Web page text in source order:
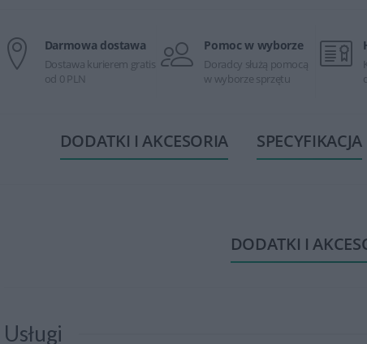
Darmowa dostawa
Dostawa kurierem gratis
od 0 PLN
Pomoc w wyborze
Doradcy służą pomocą
w wyborze sprzętu
DODATKI I AKCESORIA SPECYFIKACJA
DODATKI I
Usługi